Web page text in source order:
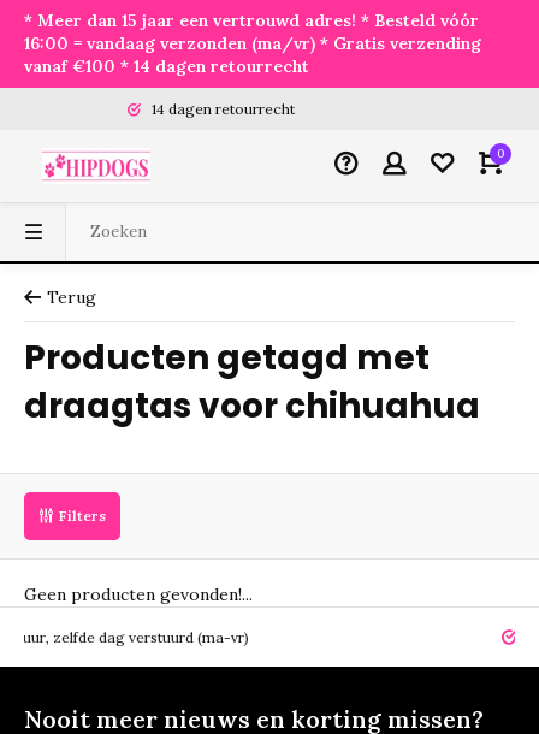
* Meer dan 15 jaar een vertrouwd adres! * Besteld vóór
16:00 = vandaag verzonden (ma/vr) * Gratis verzending
vanaf €100 * 14 dagen retourrecht
14 dagen retourrecht
0
Terug
Producten getagd met
draagtas voor chihuahua
Filters
Geen producten gevonden!...
dag verstuurd (ma-vr) 14
Nooit meer nieuws en korting missen?